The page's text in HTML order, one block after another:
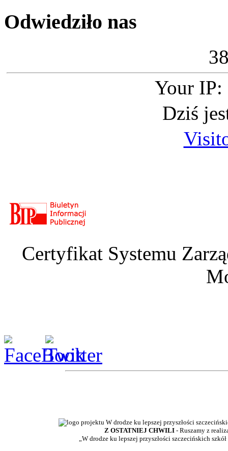
Odwiedziło nas
3
Your IP:
Dziś
Certyfikat Systemu
Z OSTATNIEJ CHWILI - Ruszamy z
„W drodze ku lepszej przyszłości szczecińskich